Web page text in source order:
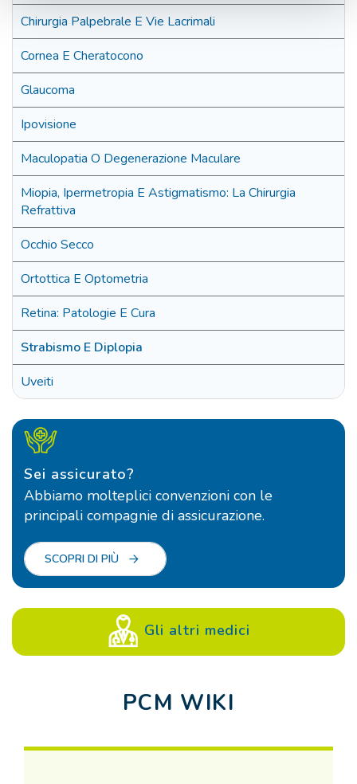
Chirurgia Palpebrale E Vie Lacrimali
Cornea E Cheratocono
Glaucoma
Ipovisione
Maculopatia O Degenerazione Maculare
Miopia, Ipermetropia E Astigmatismo: La Chirurgia
Refrattiva
Occhio Secco
Ortottica E Optometria
Retina: Patologie E Cura
Strabismo E Diplopia
Uveiti
Sei assicurato?
Abbiamo molteplici convenzioni con le
principali compagnie di assicurazione.
SCOPRI DI PIÙ
Gli altri medici
PCM WIKI